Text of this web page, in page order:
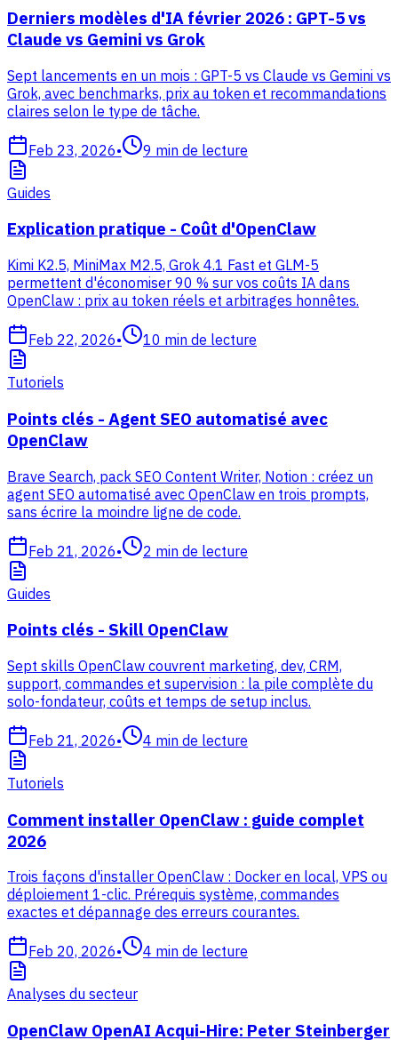
Derniers modèles d'IA février 2026 : GPT-5 vs
Claude vs Gemini vs Grok
Sept lancements en un mois : GPT-5 vs Claude vs Gemini vs
Grok, avec benchmarks, prix au token et recommandations
claires selon le type de tâche.
Feb 23, 2026• 9 min de lecture
Guides
Explication pratique - Coût d'OpenClaw
Kimi K2.5, MiniMax M2.5, Grok 4.1 Fast et GLM-5
permettent d'économiser 90 % sur vos coûts IA dans
OpenClaw : prix au token réels et arbitrages honnêtes.
Feb 22, 2026• 10 min de lecture
Tutoriels
Points clés - Agent SEO automatisé avec
OpenClaw
Brave Search, pack SEO Content Writer, Notion : créez un
agent SEO automatisé avec OpenClaw en trois prompts,
sans écrire la moindre ligne de code.
Feb 21, 2026• 2 min de lecture
Guides
Points clés - Skill OpenClaw
Sept skills OpenClaw couvrent marketing, dev, CRM,
support, commandes et supervision : la pile complète du
solo-fondateur, coûts et temps de setup inclus.
Feb 21, 2026• 4 min de lecture
Tutoriels
Comment installer OpenClaw : guide complet
2026
Trois façons d'installer OpenClaw : Docker en local, VPS ou
déploiement 1-clic. Prérequis système, commandes
exactes et dépannage des erreurs courantes.
Feb 20, 2026• 4 min de lecture
Analyses du secteur
OpenClaw OpenAI Acqui-Hire: Peter Steinberger